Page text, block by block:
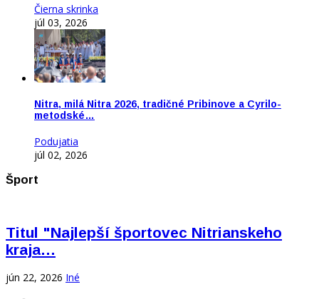
Čierna skrinka
júl 03, 2026
Nitra, milá Nitra 2026, tradičné Pribinove a Cyrilo-
metodské…
Podujatia
júl 02, 2026
Šport
Titul "Najlepší športovec Nitrianskeho
kraja…
jún 22, 2026 Iné